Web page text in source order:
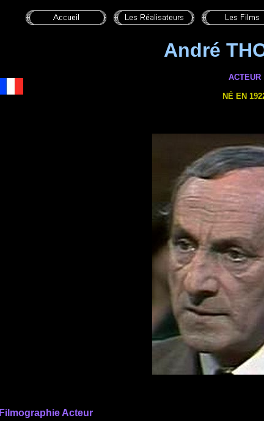
André
ACTEUR
NÉ EN
Filmographie Acteur